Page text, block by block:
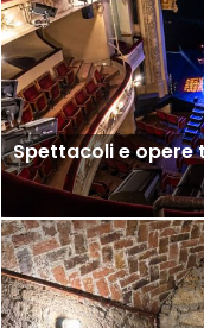
Spettacoli e opere